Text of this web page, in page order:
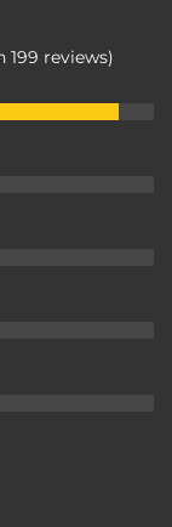
199 reviews)